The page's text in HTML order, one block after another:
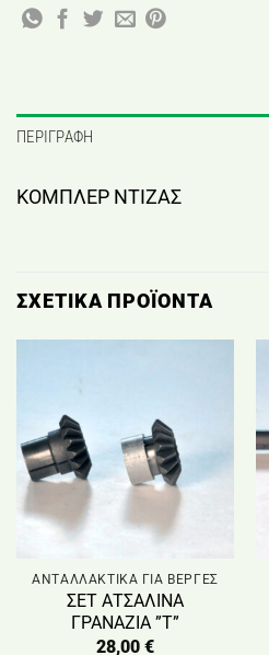
ΠΕΡΙΓΡΑΦΉ
ΚΟΜΠΛΕΡ ΝΤΙΖΑΣ
ΣΧΕΤΙΚΆ ΠΡΟΪΌΝΤΑ
ΑΝΤΑΛΛΑΚΤΙΚΑ ΓΙΑ ΒΕΡΓΕΣ
ΣΕΤ ΑΤΣΑΛΙΝΑ
ΓΡΑΝΑΖΙΑ ”Τ”
28,00 €